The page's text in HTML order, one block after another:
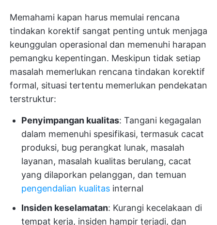
Memahami kapan harus memulai rencana
tindakan korektif sangat penting untuk menjaga
keunggulan operasional dan memenuhi harapan
pemangku kepentingan. Meskipun tidak setiap
masalah memerlukan rencana tindakan korektif
formal, situasi tertentu memerlukan pendekatan
terstruktur:
Penyimpangan kualitas: Tangani kegagalan
dalam memenuhi spesifikasi, termasuk cacat
produksi, bug perangkat lunak, masalah
layanan, masalah kualitas berulang, cacat
yang dilaporkan pelanggan, dan temuan
pengendalian kualitas internal
Insiden keselamatan: Kurangi kecelakaan di
tempat kerja, insiden hampir terjadi, dan